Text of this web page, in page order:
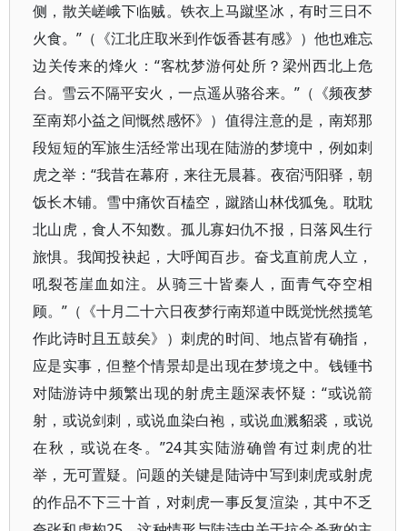
侧，散关嵯峨下临贼。铁衣上马蹴坚冰，有时三日不
火食。”（《江北庄取米到作饭香甚有感》）他也难忘
边关传来的烽火：“客枕梦游何处所？梁州西北上危
台。雪云不隔平安火，一点遥从骆谷来。”（《频夜梦
至南郑小益之间慨然感怀》）值得注意的是，南郑那
段短短的军旅生活经常出现在陆游的梦境中，例如刺
虎之举：“我昔在幕府，来往无晨暮。夜宿沔阳驿，朝
饭长木铺。雪中痛饮百榼空，蹴踏山林伐狐兔。耽耽
北山虎，食人不知数。孤儿寡妇仇不报，日落风生行
旅惧。我闻投袂起，大呼闻百步。奋戈直前虎人立，
吼裂苍崖血如注。从骑三十皆秦人，面青气夺空相
顾。”（《十月二十六日夜梦行南郑道中既觉恍然揽笔
作此诗时且五鼓矣》）刺虎的时间、地点皆有确指，
应是实事，但整个情景却是出现在梦境之中。钱锺书
对陆游诗中频繁出现的射虎主题深表怀疑：“或说箭
射，或说剑刺，或说血染白袍，或说血溅貂裘，或说
在秋，或说在冬。”24其实陆游确曾有过刺虎的壮
举，无可置疑。问题的关键是陆诗中写到刺虎或射虎
的作品不下三十首，对刺虎一事反复渲染，其中不乏